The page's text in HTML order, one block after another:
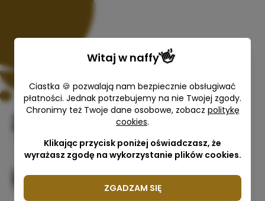
Anna Mazurek
159,00 zł
Witaj w naffy👋
Ciastka 🍪 pozwalają nam bezpiecznie obsługiwać
płatności. Jednak potrzebujemy na nie Twojej zgody.
Chronimy też Twoje dane osobowe, zobacz politykę
cookies.
Klikając przycisk poniżej oświadczasz, że
wyrażasz zgodę na wykorzystanie plików cookies.
ZGADZAM SIĘ